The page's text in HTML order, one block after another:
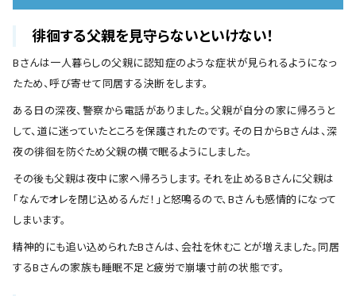
徘徊する父親を見守らないといけない！
Bさんは一人暮らしの父親に認知症のような症状が見られるようになっ
たため、呼び寄せて同居する決断をします。
ある日の深夜、警察から電話がありました。父親が自分の家に帰ろうと
して、道に迷っていたところを保護されたのです。その日からBさんは、深
夜の徘徊を防ぐため父親の横で眠るようにしました。
その後も父親は夜中に家へ帰ろうします。それを止めるBさんに父親は
「なんでオレを閉じ込めるんだ！」と怒鳴るので、Bさんも感情的になって
しまいます。
精神的にも追い込められたBさんは、会社を休むことが増えました。同居
するBさんの家族も睡眠不足と疲労で崩壊寸前の状態です。